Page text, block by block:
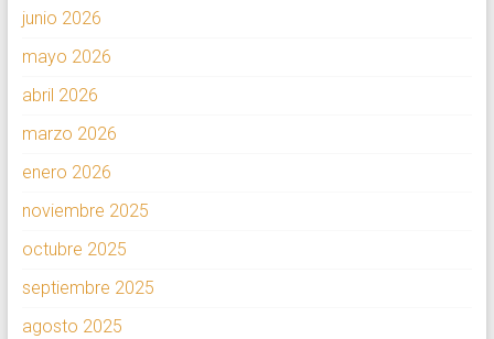
junio 2026
mayo 2026
abril 2026
marzo 2026
enero 2026
noviembre 2025
octubre 2025
septiembre 2025
agosto 2025